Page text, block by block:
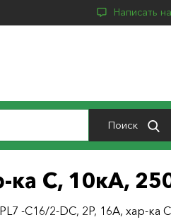
Написать
Поиск
ка С, 10кА,
-С16/2-DC, 2P, 16A, хар-ка